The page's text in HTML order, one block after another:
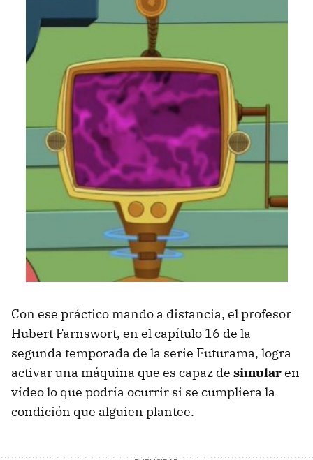
Con ese práctico mando a distancia, el profesor
Hubert Farnswort, en el capítulo 16 de la
segunda temporada de la serie Futurama, logra
activar una máquina que es capaz de simularen
vídeo lo que podría ocurrir si se cumpliera la
condición que alguien plantee.